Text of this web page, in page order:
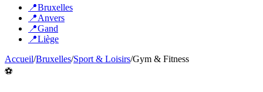
📍Bruxelles
📍Anvers
📍Gand
📍Liège
Accueil/Bruxelles/Sport & Loisirs/Gym & Fitness
⚽